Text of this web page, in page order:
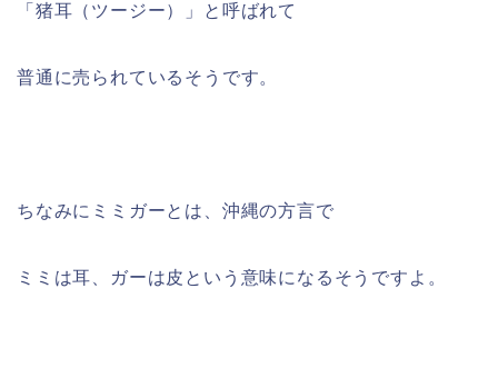
「猪耳（ツージー）」と呼ばれて
普通に売られているそうです。
ちなみにミミガーとは、沖縄の方言で
ミミは耳、ガーは皮という意味になるそうですよ。